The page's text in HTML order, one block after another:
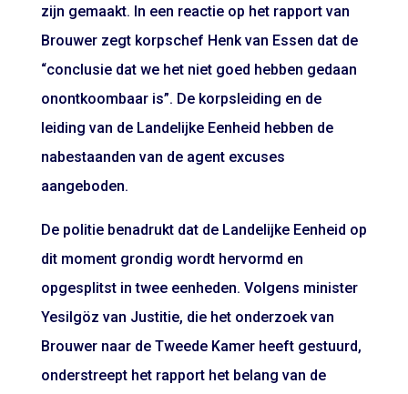
zijn gemaakt. In een reactie op het rapport van
Brouwer zegt korpschef Henk van Essen dat de
“conclusie dat we het niet goed hebben gedaan
onontkoombaar is”. De korpsleiding en de
leiding van de Landelijke Eenheid hebben de
nabestaanden van de agent excuses
aangeboden.
De politie benadrukt dat de Landelijke Eenheid op
dit moment grondig wordt hervormd en
opgesplitst in twee eenheden. Volgens minister
Yesilgöz van Justitie, die het onderzoek van
Brouwer naar de Tweede Kamer heeft gestuurd,
onderstreept het rapport het belang van de